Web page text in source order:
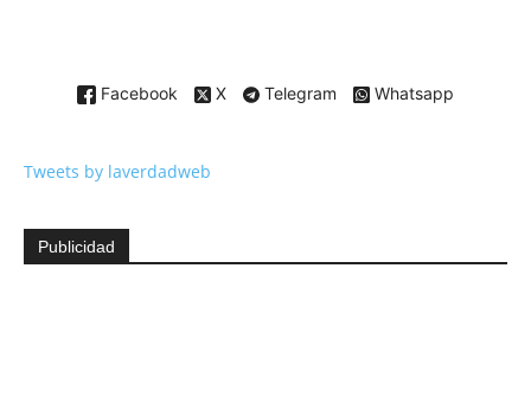
Facebook X Telegram Whatsapp
Tweets by laverdadweb
Publicidad